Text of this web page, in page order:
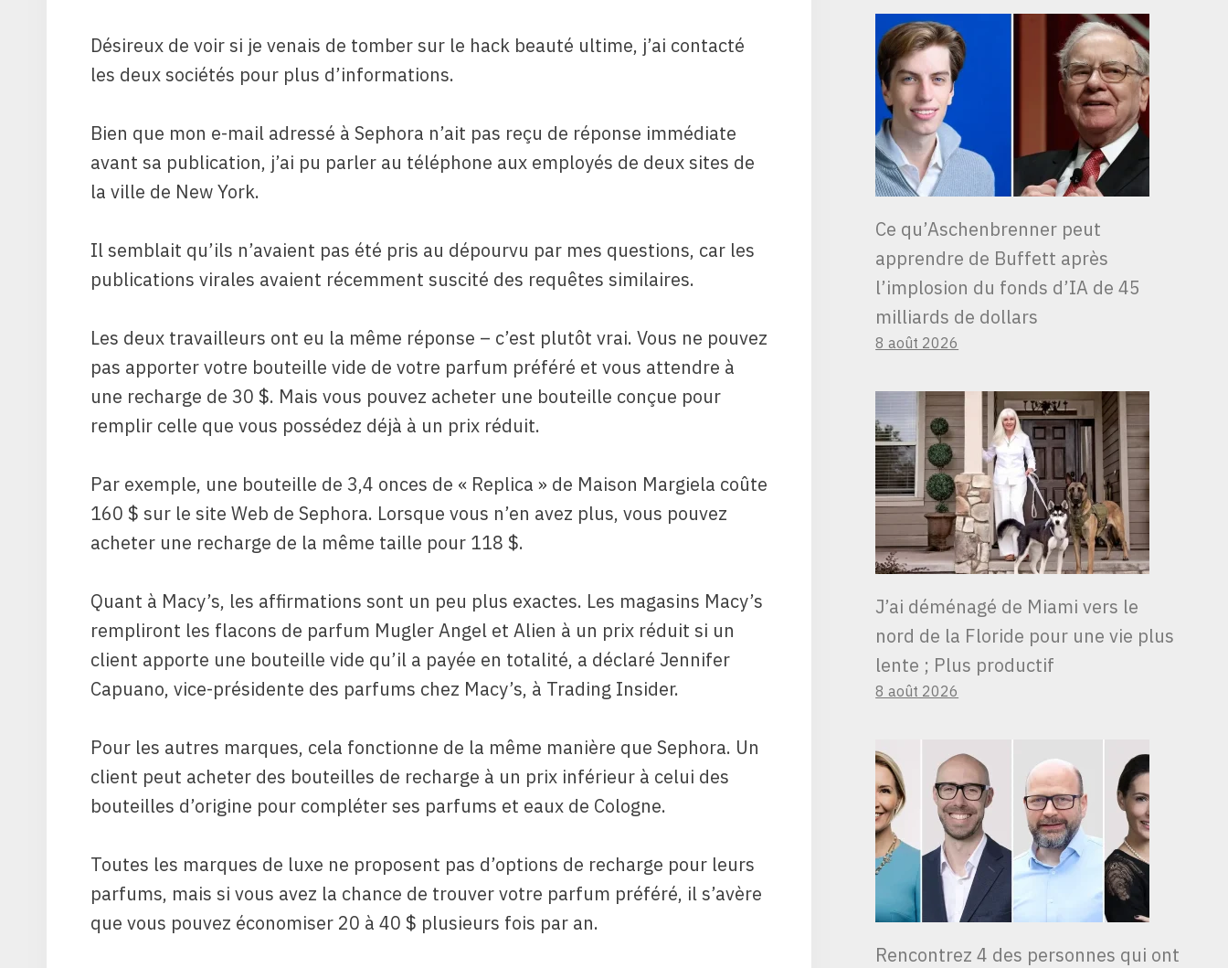
Désireux de voir si je venais de tomber sur le hack beauté ultime, j’ai contacté
les deux sociétés pour plus d’informations.
Bien que mon e-mail adressé à Sephora n’ait pas reçu de réponse immédiate
avant sa publication, j’ai pu parler au téléphone aux employés de deux sites de
la ville de New York.
Il semblait qu’ils n’avaient pas été pris au dépourvu par mes questions, car les
publications virales avaient récemment suscité des requêtes similaires.
Les deux travailleurs ont eu la même réponse – c’est plutôt vrai. Vous ne pouvez
pas apporter votre bouteille vide de votre parfum préféré et vous attendre à
une recharge de 30 $. Mais vous pouvez acheter une bouteille conçue pour
remplir celle que vous possédez déjà à un prix réduit.
Par exemple, une bouteille de 3,4 onces de « Replica » de Maison Margiela coûte
160 $ ​​sur le site Web de Sephora. Lorsque vous n’en avez plus, vous pouvez
acheter une recharge de la même taille pour 118 $.
Quant à Macy’s, les affirmations sont un peu plus exactes. Les magasins Macy’s
rempliront les flacons de parfum Mugler Angel et Alien à un prix réduit si un
client apporte une bouteille vide qu’il a payée en totalité, a déclaré Jennifer
Capuano, vice-présidente des parfums chez Macy’s, à Trading Insider.
Pour les autres marques, cela fonctionne de la même manière que Sephora. Un
client peut acheter des bouteilles de recharge à un prix inférieur à celui des
bouteilles d’origine pour compléter ses parfums et eaux de Cologne.
Toutes les marques de luxe ne proposent pas d’options de recharge pour leurs
parfums, mais si vous avez la chance de trouver votre parfum préféré, il s’avère
que vous pouvez économiser 20 à 40 $ plusieurs fois par an.
Ce qu’Aschenbrenner peut
apprendre de Buffett après
l’implosion du fonds d’IA de 45
milliards de dollars
8 août 2026
J’ai déménagé de Miami vers le
nord de la Floride pour une vie plus
lente ; Plus productif
8 août 2026
Rencontrez 4 des personnes qui ont